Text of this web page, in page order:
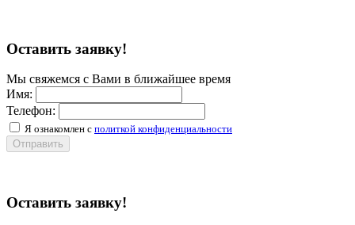
Оставить заявку!
Мы свяжемся с Вами в ближайшее время
Имя:
Телефон:
Я ознакомлен с политкой конфиденциальности
Отправить
Оставить заявку!